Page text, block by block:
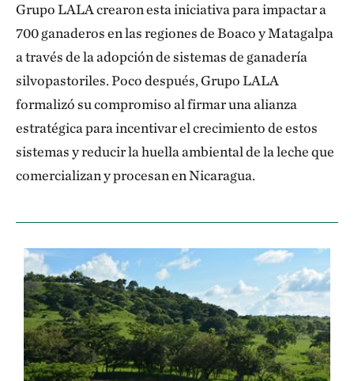
Grupo LALA crearon esta iniciativa para impactar a
700 ganaderos en las regiones de Boaco y Matagalpa
a través de la adopción de sistemas de ganadería
silvopastoriles. Poco después, Grupo LALA
formalizó su compromiso al firmar una alianza
estratégica para incentivar el crecimiento de estos
sistemas y reducir la huella ambiental de la leche que
comercializan y procesan en Nicaragua.